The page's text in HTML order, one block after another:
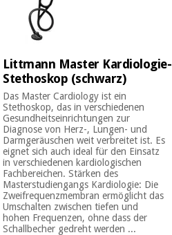
Littmann Master Kardiologie-
Stethoskop (schwarz)
Das Master Cardiology ist ein
Stethoskop, das in verschiedenen
Gesundheitseinrichtungen zur
Diagnose von Herz-, Lungen- und
Darmgeräuschen weit verbreitet ist. Es
eignet sich auch ideal für den Einsatz
in verschiedenen kardiologischen
Fachbereichen. Stärken des
Masterstudiengangs Kardiologie: Die
Zweifrequenzmembran ermöglicht das
Umschalten zwischen tiefen und
hohen Frequenzen, ohne dass der
Schallbecher gedreht werden ...